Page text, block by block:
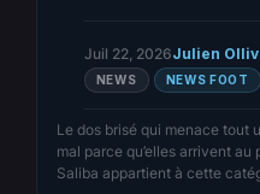
Juil 22, 2026Julien
NEWS NEWS FOOT
Le dos brisé qui menace tout
mal parce qu’elles arrivent
Saliba appartient à cette